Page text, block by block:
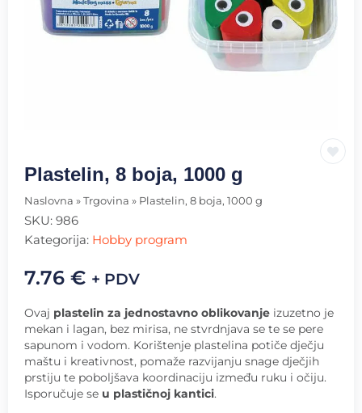
Plastelin, 8 boja, 1000 g
Naslovna » Trgovina » Plastelin, 8 boja, 1000 g
SKU: 986
Kategorija: Hobby program
7.76 € + PDV
Ovaj plastelin za jednostavno oblikovanje izuzetno je
mekan i lagan, bez mirisa, ne stvrdnjava se te se pere
sapunom i vodom. Korištenje plastelina potiče dječju
maštu i kreativnost, pomaže razvijanju snage dječjih
prstiju te poboljšava koordinaciju između ruku i očiju.
Isporučuje se u plastičnoj kantici.